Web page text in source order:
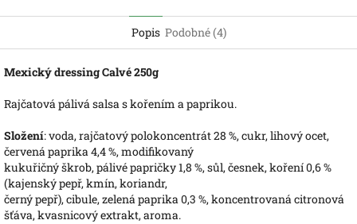
Popis Podobné (4)
Mexický dressing Calvé 250g
Rajčatová pálivá salsa s kořením a paprikou.
Složení: voda, rajčatový polokoncentrát 28 %, cukr, lihový ocet,
červená paprika 4,4 %, modifikovaný
kukuřičný škrob, pálivé papričky 1,8 %, sůl, česnek, koření 0,6 %
(kajenský pepř, kmín, koriandr,
černý pepř), cibule, zelená paprika 0,3 %, koncentrovaná citronová
šťáva, kvasnicový extrakt, aroma.